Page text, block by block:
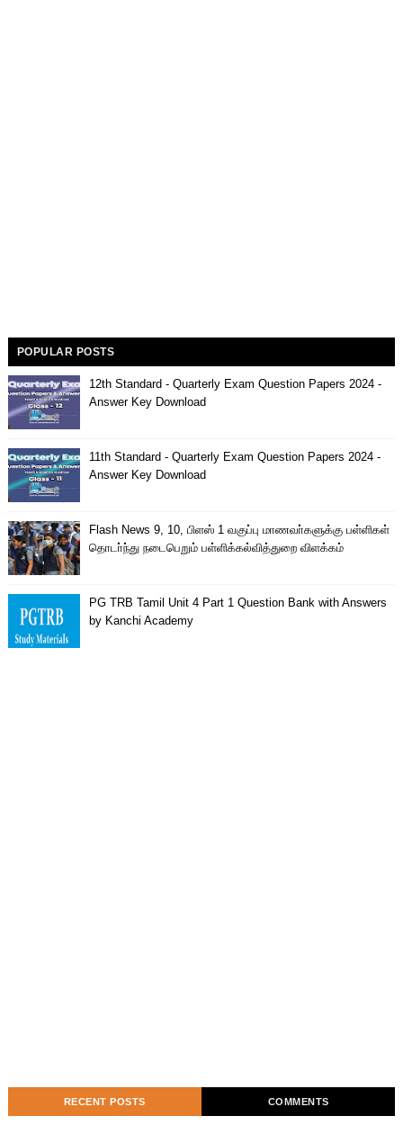
POPULAR POSTS
12th Standard - Quarterly Exam Question Papers 2024 -
Answer Key Download
11th Standard - Quarterly Exam Question Papers 2024 -
Answer Key Download
Flash News 9, 10, பிளஸ் 1 வகுப்பு மாணவா்களுக்கு பள்ளிகள்
தொடா்ந்து நடைபெறும் பள்ளிக்கல்வித்துறை விளக்கம்
PG TRB Tamil Unit 4 Part 1 Question Bank with Answers
by Kanchi Academy
RECENT POSTS COMMENTS